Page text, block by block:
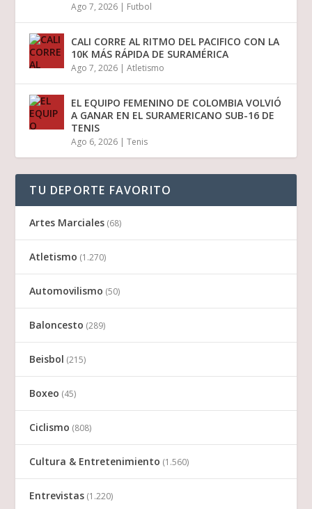
Ago 7, 2026 | Futbol
CALI CORRE AL RITMO DEL PACIFICO CON LA
10K MÁS RÁPIDA DE SURAMÉRICA
Ago 7, 2026 |Atletismo
EL EQUIPO FEMENINO DE COLOMBIA VOLVIÓ
A GANAR EN EL SURAMERICANO SUB-16 DE
TENIS
Ago 6, 2026 |Tenis
TU DEPORTE FAVORITO
Artes Marciales (68)
Atletismo (1.270)
Automovilismo (50)
Baloncesto (289)
Beisbol (215)
Boxeo (45)
Ciclismo (808)
Cultura & Entretenimiento (1.560)
Entrevistas (1.220)